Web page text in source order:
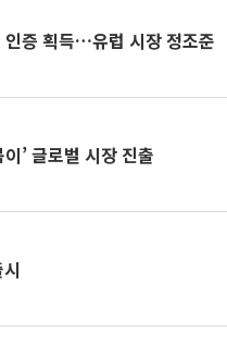
인증 획득…유럽 시장 정조준
’ 글로벌 시장 진출